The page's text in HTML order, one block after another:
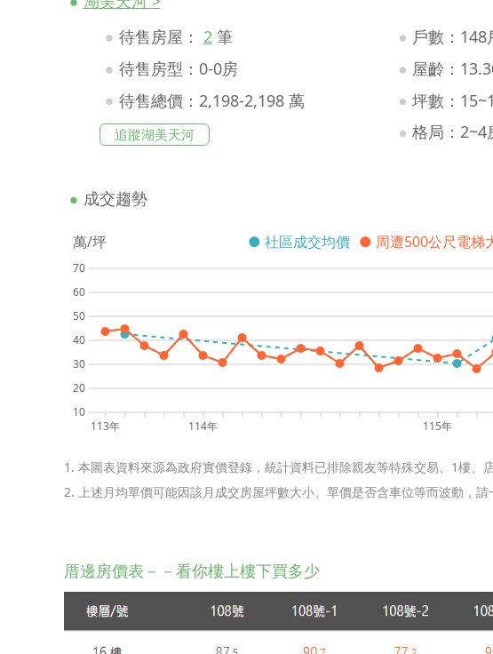
待售房屋： 2 筆
待售房型：0-0房
待售總價：2,198-2,198 萬
追蹤湖美天河
戶數：148
屋齡：
坪數：
格局：2~4
成交趨勢
萬/坪 ● 周遭500公尺電梯
● 社區成交均價
10
20
30
40
50
60
70
113年 114年 115年
1. 本圖表資料來源為政府實價登錄，統計資料已排除親友等特殊交易、1樓、
2. 上述月均單價可能因該月成交房屋坪數大小、單價是否含車位等而波動，請
厝邊房價表－－看你樓上樓下買多少